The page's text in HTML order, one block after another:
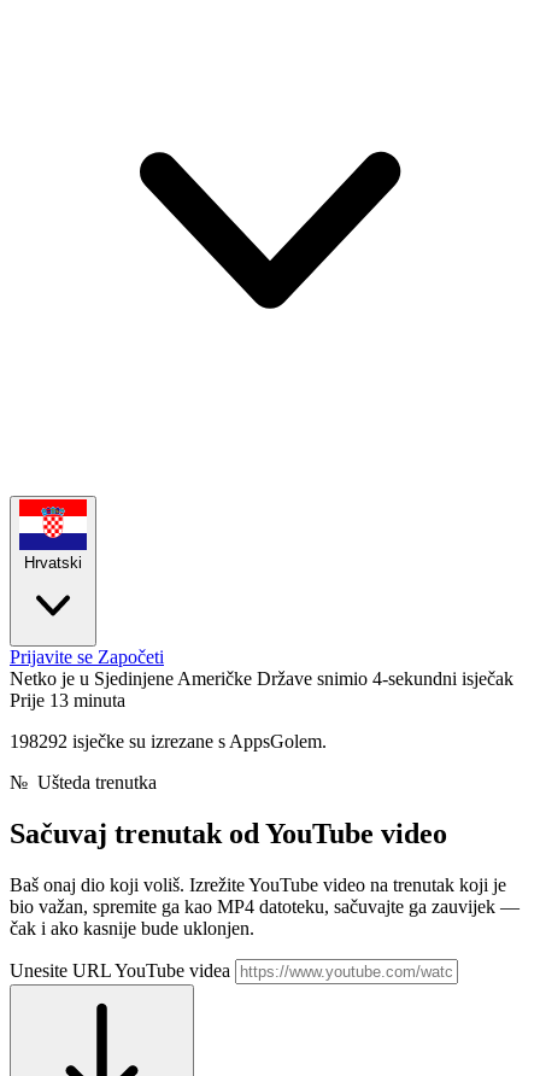
Hrvatski
Prijavite se Započeti
Netko je u Sjedinjene Američke Države snimio 4-sekundni isječak
Prije 13 minuta
198292 isječke su izrezane s AppsGolem.
№ Ušteda trenutka
Sačuvaj trenutak od YouTube video
Baš onaj dio koji voliš. Izrežite YouTube video na trenutak koji je
bio važan, spremite ga kao MP4 datoteku, sačuvajte ga zauvijek —
čak i ako kasnije bude uklonjen.
Unesite URL YouTube videa